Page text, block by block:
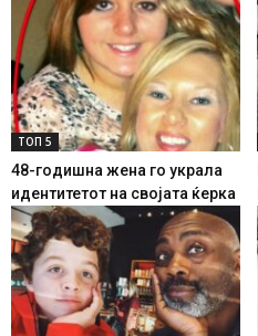
ТОП 5
48-годишна жена го украла
идентитетот на својата ќерка